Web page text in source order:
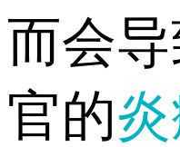
而会
官的